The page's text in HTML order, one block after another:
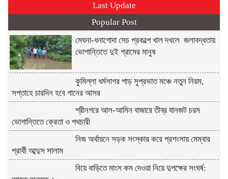
Last Update
Popular Post
মেঘনা-ধনাগোদা সেচ প্রকল্পে খাল দখলে জলাবদ্ধতায়
ভোগান্তিতে দুই গ্রামের মানুষ
কুমিল্লা ধর্মসাগর পাড় সুপ্রভাত মঞ্চে নতুন নিয়ম,
সপ্তাহে চারদিন হবে গানের আসর
শ্রীনগরে আল-আমিন বাজারে তীব্র যানজট চরম
ভোগান্তিতে ক্রেতা ও পথচারী
নিজ অর্থায়নে সড়ক সংস্কার করে প্রশংসায় মেম্বার
প্রার্থী আব্দুস সালাম
বিয়ে বাড়িতে মাংস কম দেওয়া নিয়ে দুপক্ষের সংঘর্ষ: